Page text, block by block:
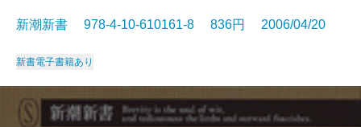
新潮新書 978-4-10-610161-8 836円 2006/04/20
新書電子書籍あり